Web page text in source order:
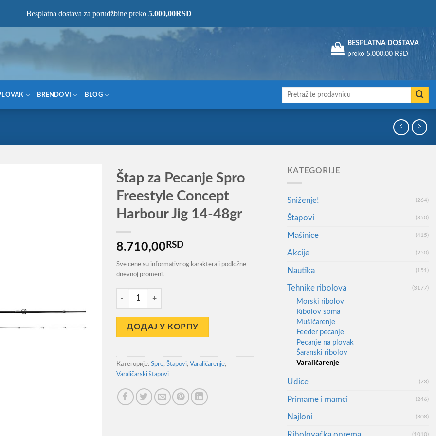
BESPLATNA DOSTAVA
preko 5.000,00 RSD
BRENDOVI BLOG
Претрага
Štap za Pecanje Spro
Freestyle Concept
Harbour Jig 14-48gr
8.710,00 RSD
Sve cene su informativnog karaktera i podložne
dnevnoj promeni.
Štap za Pecanje Spro Freestyle Concept Harbour Jig 14-48gr количина
ДОДАЈ У КОРПУ
Категорије: Spro, Štapovi, Varaličarenje,
Varaličarski štapovi
KATEGORIJE
Sniženje! (264)
Štapovi (850)
Mašinice (415)
Akcije (250)
Nautika (151)
Tehnike ribolova (3177)
Morski ribolov
Ribolov soma
Mušičarenje
Feeder pecanje
Pecanje na plovak
Šaranski ribolov
Varaličarenje
Udice (73)
Primame i mamci (246)
Najloni (308)
Ribolovačka oprema (1010)
Besplatna dostava za porudžbine preko 5.000,00RSD